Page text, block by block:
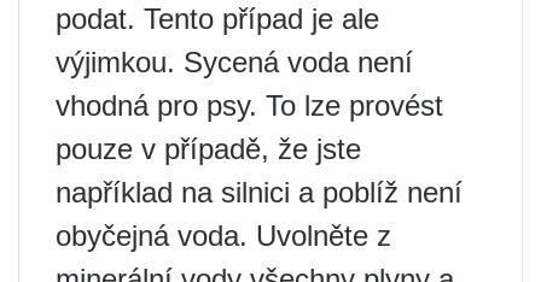
podat. Tento případ je ale
výjimkou. Sycená voda není
vhodná pro psy. To lze provést
pouze v případě, že jste
například na silnici a poblíž není
obyčejná voda. Uvolněte z